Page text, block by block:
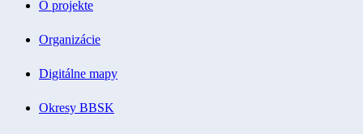
O projekte
Organizácie
Digitálne mapy
Okresy BBSK